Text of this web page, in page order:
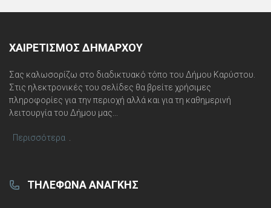
ΧΑΙΡΕΤΙΣΜΌΣ ΔΗΜΆΡΧΟΥ
Σας καλωσορίζω στο διαδικτυακό τόπο του Δήμου Καρύστου.
Στις ηλεκτρονικές του σελίδες θα βρείτε χρήσιμες
πληροφορίες για την περιοχή αλλά και για τη καθημερινή
λειτουργία του Δήμου μας...
Περισσότερα
ΤΗΛΈΦΩΝΑ ΑΝΆΓΚΗΣ